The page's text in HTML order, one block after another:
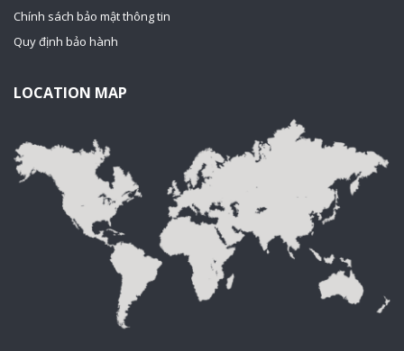
Chính sách bảo mật thông tin
Quy định bảo hành
LOCATION MAP